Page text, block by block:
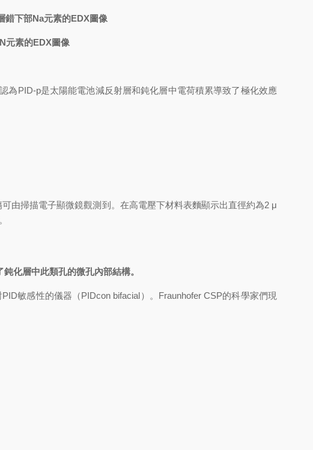
錯下部Na元素的EDX圖像
素的EDX圖像
為PID-p是太陽能電池減反射層和鈍化層中電荷積累導致了極化效應
可由掃描電子顯微鏡觀測到。在高電壓下材料表麵顯示出直徑約為2 μ
化層中此類孔的微孔內部結構。
感性的儀器（PIDcon bifacial）。Fraunhofer CSP的科學家們現